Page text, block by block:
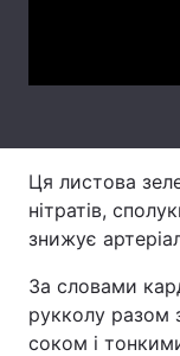
Контакти
Послуги
Ця листова
нітратів,
знижує
За словами
рукколу разом
соком і